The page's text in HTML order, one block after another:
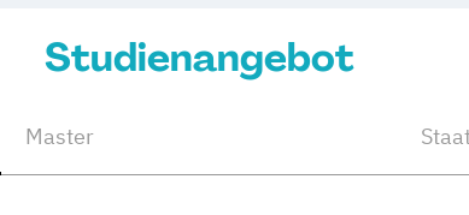
Studienangebot
Master